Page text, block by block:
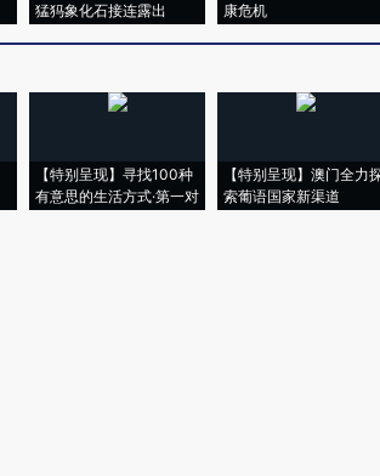
猛犸象化石接连露出
康危机
【特别呈现】寻找100种
有意思的生活方式·第一对
【特别呈现】澳门全力
索葡语国家新渠道